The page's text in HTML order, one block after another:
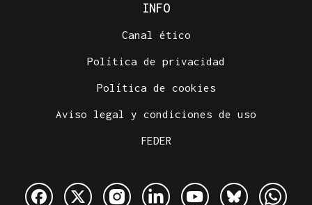
INFO
Canal ético
Política de privacidad
Política de cookies
Aviso legal y condiciones de uso
FEDER